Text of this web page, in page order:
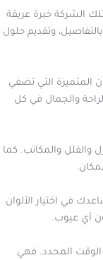
الشركة خبرة عريقة
وتقديم حلول
المتميزة التي تضفي
والجمال في كل
والفلل والمكاتب. كما
في اختيار الألوان
أي عيوب.
المحدد. فهي